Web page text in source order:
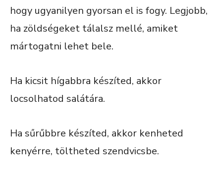
hogy ugyanilyen gyorsan el is fogy. Legjobb,
ha zöldségeket tálalsz mellé, amiket
mártogatni lehet bele.
Ha kicsit hígabbra készíted, akkor
locsolhatod salátára.
Ha sűrűbbre készíted, akkor kenheted
kenyérre, töltheted szendvicsbe.